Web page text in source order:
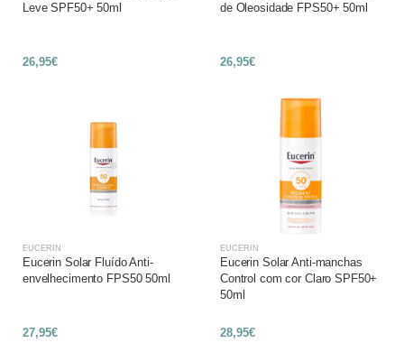
Leve SPF50+ 50ml
26,95€
de Oleosidade FPS50+ 50ml
26,95€
EUCERIN
Eucerin Solar Fluído Anti-
envelhecimento FPS50 50ml
27,95€
EUCERIN
Eucerin Solar Anti-manchas
Control com cor Claro SPF50+
50ml
28,95€